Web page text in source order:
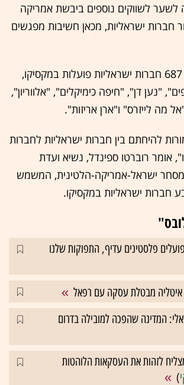
לשער לשווקים נוספים ביבשת אמריקה
חברות ישראליות, מכאן חשיבות מפגשים
על-פי מכון היצוא, 687 חברות ישראליות פועלות במקסיקו,
"נען דן", "חיפה כימיקלים", "אלווריון",
מה לייזרס" ו"ארן אריזות".
להיחתם בין חברות ישראליות לחברות
אומר רוברטו ספינדל, נשיא ועדת
ישראל-אמריקה-הלטינית, המשמש
חברות ישראליות במקסיקו.
פלסטינים עדיף, התפוקות שלנו
מבטלת עסקה עם רפאל
המדינה שהפכה למובילה בדרום
לזהות את העסקאות הלוהטות
)